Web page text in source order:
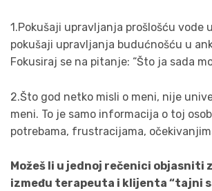
1.Pokušaji upravljanja prošlošću vode
pokušaji upravljanja budućnošću u
Fokusiraj se na pitanje: “Što ja sada
2.Što god netko misli o meni, nije
meni. To je samo informacija o toj
potrebama, frustracijama,
Možeš li u jednoj rečenici objasniti
između terapeuta i klijenta “tajni